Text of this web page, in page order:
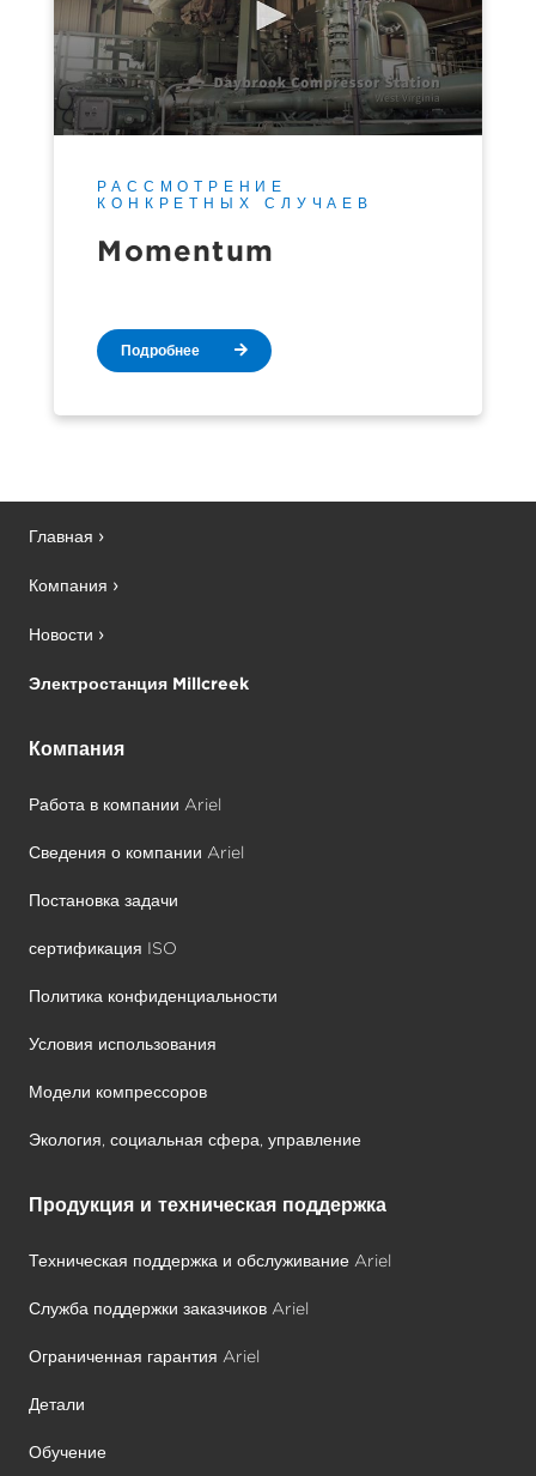
РАССМОТРЕНИЕ
КОНКРЕТНЫХ СЛУЧАЕВ
Momentum
Подробнее
Главная
Компания
Новости
Электростанция Millcreek
Компания
Работа в компании Ariel
Сведения о компании Ariel
Постановка задачи
сертификация ISO
Политика конфиденциальности
Условия использования
Модели компрессоров
Экология, социальная сфера, управление
Продукция и техническая поддержка
Техническая поддержка и обслуживание Ariel
Служба поддержки заказчиков Ariel
Ограниченная гарантия Ariel
Детали
Обучение